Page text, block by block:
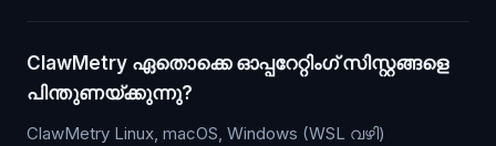
ClawMetry ഏതൊക്കെ ഓപ്പറേറ്റിംഗ് സിസ്റ്റങ്ങളെ
പിന്തുണയ്ക്കുന്നു?
ClawMetry Linux, macOS, Windows (WSL വഴി)